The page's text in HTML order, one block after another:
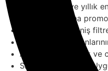
Günlük, aylık ve yıllık
Şarj kullanıcısına
Her modülde geniş
Kendi şarj
Anlık teknik destek ve
Sms, mail ve mobil